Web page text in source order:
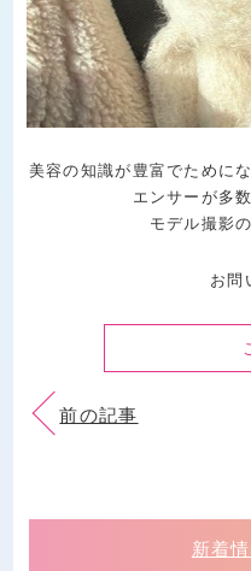
美容の知識が豊富でために
エンサーが多
モデル撮影
お問
前の記事
新着